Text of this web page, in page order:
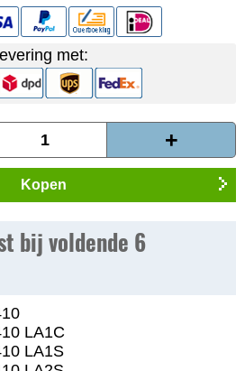
met:
+
Kopen
bij voldende 6
LA1C
LA1S